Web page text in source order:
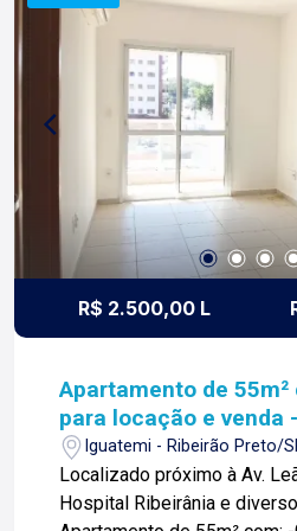
imóvel estar na planta. Para mais informações e
agendar visita, entre em contato. Lago
Desde 1987 construindo
confiança com nossos
R$ 2.500,00 L
Apartamento de
para locação e venda
Iguatemi - Ribeirão Preto/
Localizado próximo à Av.
Hospital Ribeirânia e